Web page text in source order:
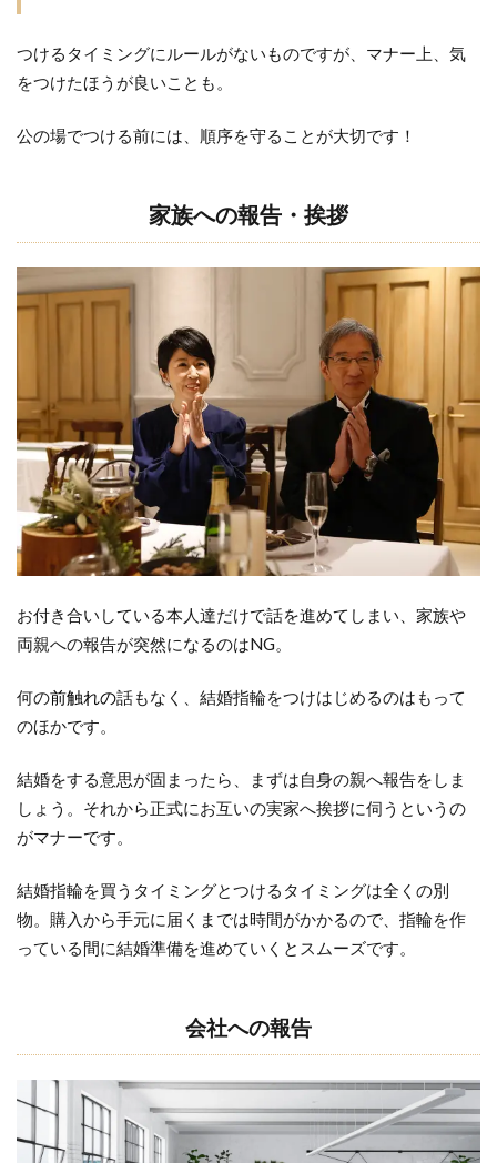
つけるタイミングにルールがないものですが、マナー上、気
をつけたほうが良いことも。
公の場でつける前には、順序を守ることが大切です！
家族への報告・挨拶
お付き合いしている本人達だけで話を進めてしまい、家族や
両親への報告が突然になるのはNG。
何の前触れの話もなく、結婚指輪をつけはじめるのはもって
のほかです。
結婚をする意思が固まったら、まずは自身の親へ報告をしま
しょう。それから正式にお互いの実家へ挨拶に伺うというの
がマナーです。
結婚指輪を買うタイミングとつけるタイミングは全くの別
物。購入から手元に届くまでは時間がかかるので、指輪を作
っている間に結婚準備を進めていくとスムーズです。
会社への報告